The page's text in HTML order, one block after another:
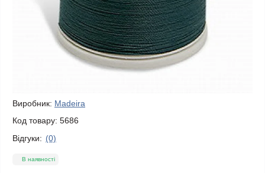
Виробник: Madeira
Код товару: 5686
Відгуки: (0)
В наявності